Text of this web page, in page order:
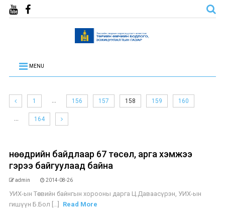
MENU
1 … 156 157 158 159 160
… 164
Өнөөдрийн байдлаар 67 төсөл, арга хэмжээ
гэрээ байгуулаад байна
admin 2014-08-26
УИХ-ын Төсвийн байнгын хорооны дарга Ц.Даваасүрэн, УИХ-ын
гишүүн Б.Бол [...]
Read More